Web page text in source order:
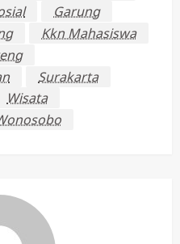
Garung
Kkn Mahasiswa
Surakarta
Wisata